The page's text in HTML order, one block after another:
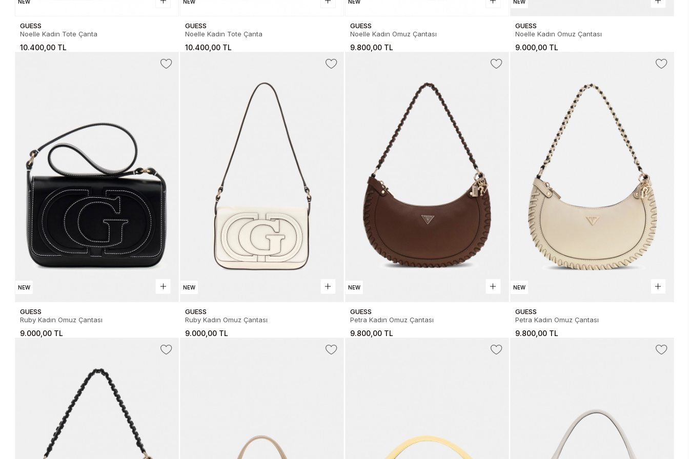
NEW
GUESS
Noelle Kadın Tote Çanta
10.400,00 TL
NEW
GUESS
Noelle Kadın Tote Çanta
10.400,00 TL
NEW
GUESS
Noelle Kadın Omuz Çantası
9.800,00 TL
NEW
GUESS
Noelle Kadın Omuz Çantası
9.000,00 TL
NEW
GUESS
Ruby Kadın Omuz Çantası
9.000,00 TL
NEW
GUESS
Ruby Kadın Omuz Çantası
9.000,00 TL
NEW
GUESS
Petra Kadın Omuz Çantası
9.800,00 TL
NEW
GUESS
Petra Kadın Omuz Çantası
9.800,00 TL